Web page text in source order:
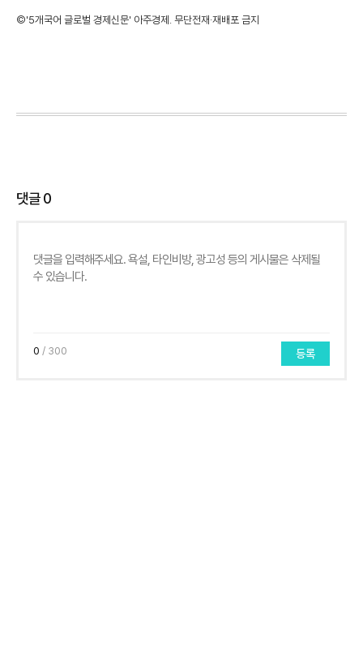
©'5개국어 글로벌 경제신문' 아주경제. 무단전재·재배포 금지
댓글0
0 / 300 등록